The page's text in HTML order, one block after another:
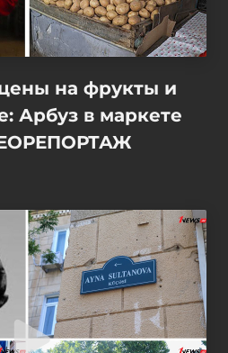
на фрукты и
Арбуз в маркете